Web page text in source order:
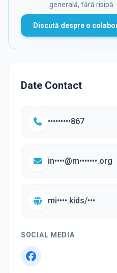
generală, fără risipă.
Discută despre o
Date Contact
•••••••••867
in••••@m•••••••.org
mi••••.kids/•••
SOCIAL MEDIA